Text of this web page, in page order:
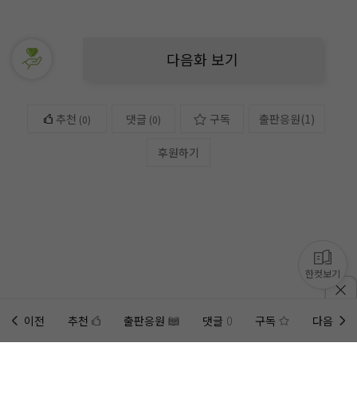
다음화 보기
추천 (0) 댓글 (0) 구독 출판응원(1)
후원하기
이전 추천 출판응원 댓글 0 구독 다음
한컷보기
홈에미노벨 웹추가하기 미노벨 앱설치하기